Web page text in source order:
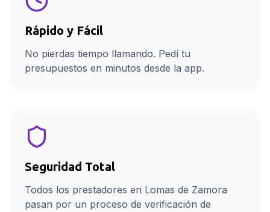
Rápido y Fácil
No pierdas tiempo llamando. Pedí tu
presupuestos en minutos desde la app.
Seguridad Total
Todos los prestadores en Lomas de Zamora
pasan por un proceso de verificación de